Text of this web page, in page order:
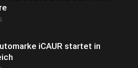
iCAUR startet in